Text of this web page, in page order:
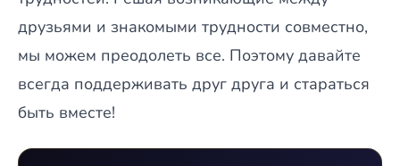
друзьями и знакомыми трудности совместно,
мы можем преодолеть все. Поэтому давайте
всегда поддерживать друг друга и стараться
быть вместе!